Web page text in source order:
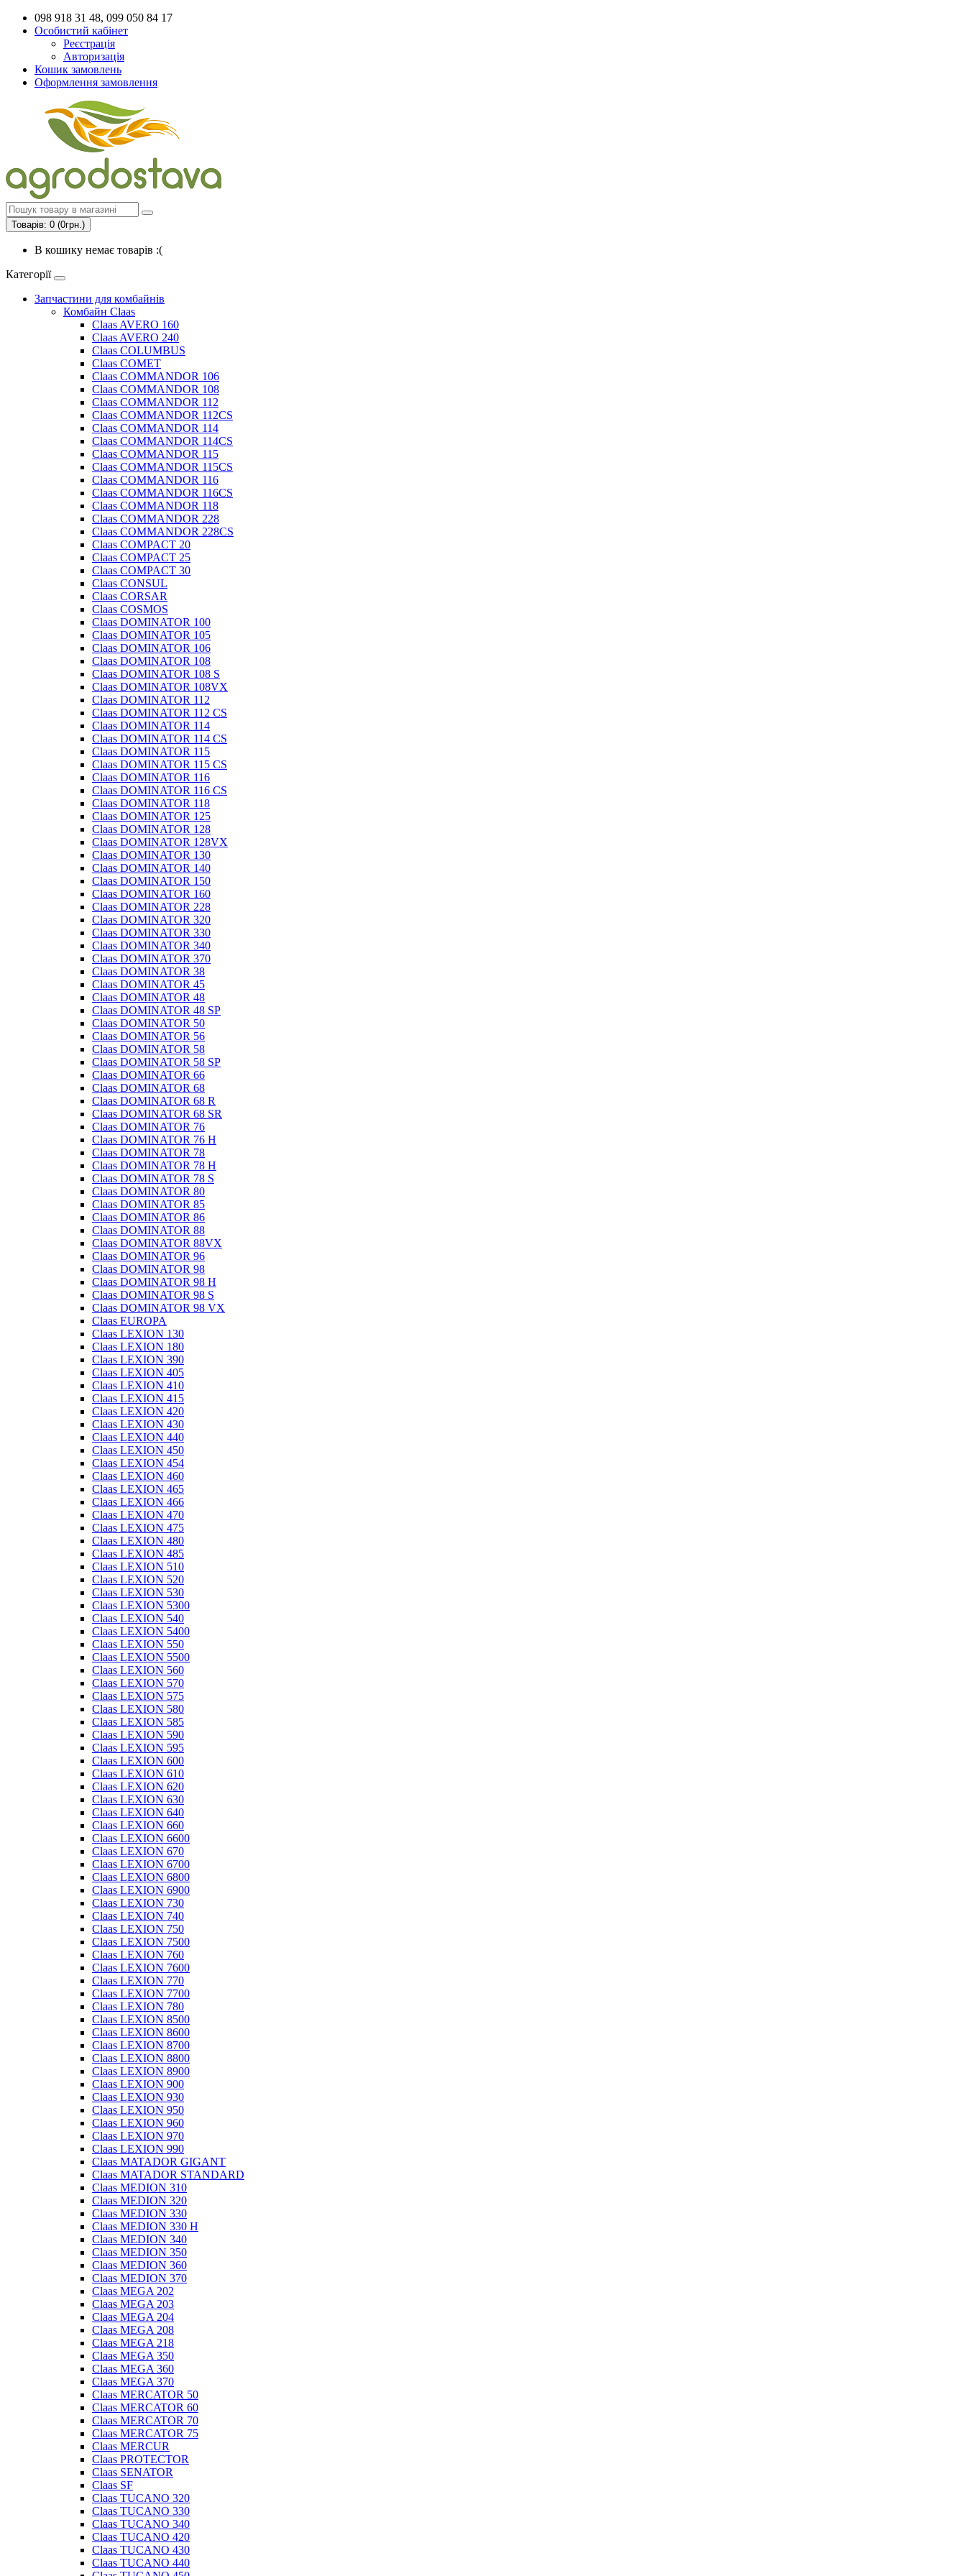
098 918 31 48, 099 050 84 17
Особистий кабінет
Реєстрація
Авторизація
Кошик замовлень
Оформлення замовлення
Товарів: 0 (0грн.)
В кошику немає товарів :(
Категорії
Запчастини для комбайнів
Комбайн Claas
Claas AVERO 160
Claas AVERO 240
Claas COLUMBUS
Claas COMET
Claas COMMANDOR 106
Claas COMMANDOR 108
Claas COMMANDOR 112
Claas COMMANDOR 112CS
Claas COMMANDOR 114
Claas COMMANDOR 114CS
Claas COMMANDOR 115
Claas COMMANDOR 115CS
Claas COMMANDOR 116
Claas COMMANDOR 116CS
Claas COMMANDOR 118
Claas COMMANDOR 228
Claas COMMANDOR 228CS
Claas COMPACT 20
Claas COMPACT 25
Claas COMPACT 30
Claas CONSUL
Claas CORSAR
Claas COSMOS
Claas DOMINATOR 100
Claas DOMINATOR 105
Claas DOMINATOR 106
Claas DOMINATOR 108
Claas DOMINATOR 108 S
Claas DOMINATOR 108VX
Claas DOMINATOR 112
Claas DOMINATOR 112 CS
Claas DOMINATOR 114
Claas DOMINATOR 114 CS
Claas DOMINATOR 115
Claas DOMINATOR 115 CS
Claas DOMINATOR 116
Claas DOMINATOR 116 CS
Claas DOMINATOR 118
Claas DOMINATOR 125
Claas DOMINATOR 128
Claas DOMINATOR 128VX
Claas DOMINATOR 130
Claas DOMINATOR 140
Claas DOMINATOR 150
Claas DOMINATOR 160
Claas DOMINATOR 228
Claas DOMINATOR 320
Claas DOMINATOR 330
Claas DOMINATOR 340
Claas DOMINATOR 370
Claas DOMINATOR 38
Claas DOMINATOR 45
Claas DOMINATOR 48
Claas DOMINATOR 48 SP
Claas DOMINATOR 50
Claas DOMINATOR 56
Claas DOMINATOR 58
Claas DOMINATOR 58 SP
Claas DOMINATOR 66
Claas DOMINATOR 68
Claas DOMINATOR 68 R
Claas DOMINATOR 68 SR
Claas DOMINATOR 76
Claas DOMINATOR 76 H
Claas DOMINATOR 78
Claas DOMINATOR 78 H
Claas DOMINATOR 78 S
Claas DOMINATOR 80
Claas DOMINATOR 85
Claas DOMINATOR 86
Claas DOMINATOR 88
Claas DOMINATOR 88VX
Claas DOMINATOR 96
Claas DOMINATOR 98
Claas DOMINATOR 98 H
Claas DOMINATOR 98 S
Claas DOMINATOR 98 VX
Claas EUROPA
Claas LEXION 130
Claas LEXION 180
Claas LEXION 390
Claas LEXION 405
Claas LEXION 410
Claas LEXION 415
Claas LEXION 420
Claas LEXION 430
Claas LEXION 440
Claas LEXION 450
Claas LEXION 454
Claas LEXION 460
Claas LEXION 465
Claas LEXION 466
Claas LEXION 470
Claas LEXION 475
Claas LEXION 480
Claas LEXION 485
Claas LEXION 510
Claas LEXION 520
Claas LEXION 530
Claas LEXION 5300
Claas LEXION 540
Claas LEXION 5400
Claas LEXION 550
Claas LEXION 5500
Claas LEXION 560
Claas LEXION 570
Claas LEXION 575
Claas LEXION 580
Claas LEXION 585
Claas LEXION 590
Claas LEXION 595
Claas LEXION 600
Claas LEXION 610
Claas LEXION 620
Claas LEXION 630
Claas LEXION 640
Claas LEXION 660
Claas LEXION 6600
Claas LEXION 670
Claas LEXION 6700
Claas LEXION 6800
Claas LEXION 6900
Claas LEXION 730
Claas LEXION 740
Claas LEXION 750
Claas LEXION 7500
Claas LEXION 760
Claas LEXION 7600
Claas LEXION 770
Claas LEXION 7700
Claas LEXION 780
Claas LEXION 8500
Claas LEXION 8600
Claas LEXION 8700
Claas LEXION 8800
Claas LEXION 8900
Claas LEXION 900
Claas LEXION 930
Claas LEXION 950
Claas LEXION 960
Claas LEXION 970
Claas LEXION 990
Claas MATADOR GIGANT
Claas MATADOR STANDARD
Claas MEDION 310
Claas MEDION 320
Claas MEDION 330
Claas MEDION 330 H
Claas MEDION 340
Claas MEDION 350
Claas MEDION 360
Claas MEDION 370
Claas MEGA 202
Claas MEGA 203
Claas MEGA 204
Claas MEGA 208
Claas MEGA 218
Claas MEGA 350
Claas MEGA 360
Claas MEGA 370
Claas MERCATOR 50
Claas MERCATOR 60
Claas MERCATOR 70
Claas MERCATOR 75
Claas MERCUR
Claas PROTECTOR
Claas SENATOR
Claas SF
Claas TUCANO 320
Claas TUCANO 330
Claas TUCANO 340
Claas TUCANO 420
Claas TUCANO 430
Claas TUCANO 440